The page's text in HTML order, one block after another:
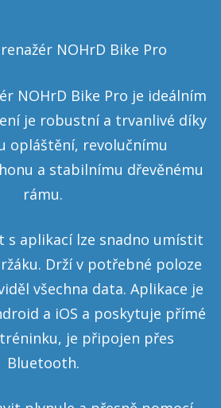
NOHrD Bike Pro
NOHrD Bike Pro je ideálním
je robustní a trvanlivé díky
opláštění, revolučnímu
a stabilnímu dřevěnému
rámu.
s aplikací lze snadno umístit
Drží v potřebné poloze
všechna data. Aplikace je
a iOS a poskytuje přímé
je připojen přes
Bluetooth.